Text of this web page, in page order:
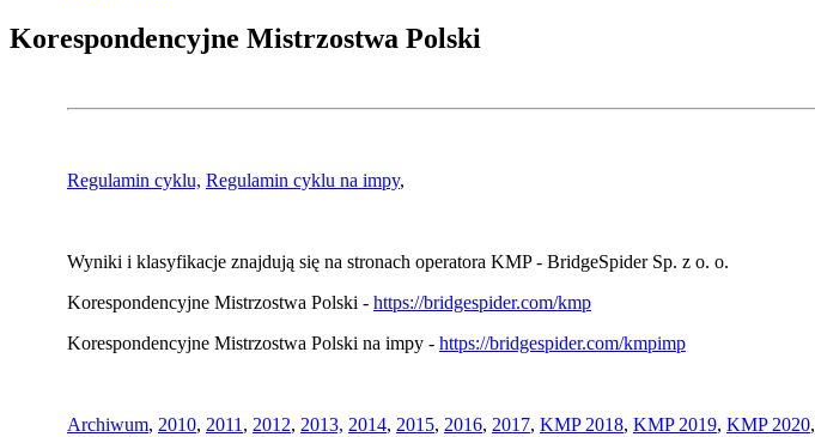
Korespondencyjne Mistrzostwa Polski
Regulamin cyklu, Regulamin cyklu na impy,
Wyniki i klasyfikacje znajdują się na stronach operatora KMP - BridgeSpider Sp. z o. o.
Korespondencyjne Mistrzostwa Polski - https://bridgespider.com/kmp
Korespondencyjne Mistrzostwa Polski na impy - https://bridgespider.com/kmpimp
Archiwum, 2010, 2011 , 2012, 2013, 2014, 2015, 2016, 2017, KMP 2018, KMP 2019, KMP 2020,